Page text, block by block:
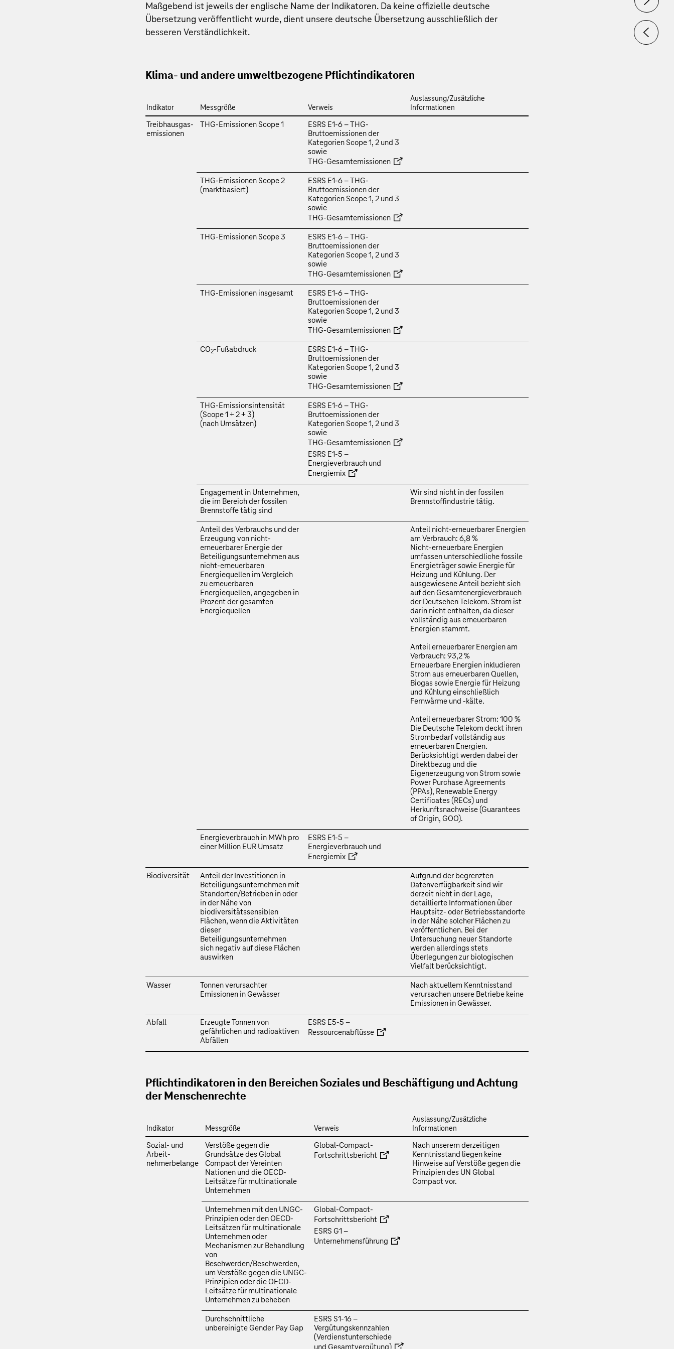
Maßgebend ist jeweils der englische Name der Indikatoren. Da keine offizielle deutsche
Übersetzung veröffentlicht wurde, dient unsere deutsche Übersetzung ausschließlich der
besseren Verständlichkeit.
Klima- und andere umweltbezogene Pflichtindikatoren
Indikator Messgröße Verweis
Auslassung/Zusätzliche
Informationen
Treibhausgas­
emissionen
THG-Emissionen Scope 1
ESRS E1‑6 – THG-
Bruttoemissionen der
Kategorien Scope 1, 2 und 3
sowie
THG‑Gesamtemissionen
THG-Emissionen Scope 2
(marktbasiert)
ESRS E1‑6 – THG-
Bruttoemissionen der
Kategorien Scope 1, 2 und 3
sowie
THG‑Gesamtemissionen
THG-Emissionen Scope 3
ESRS E1‑6 – THG-
Bruttoemissionen der
Kategorien Scope 1, 2 und 3
sowie
THG‑Gesamtemissionen
THG-Emissionen insgesamt
ESRS E1‑6 – THG-
Bruttoemissionen der
Kategorien Scope 1, 2 und 3
sowie
THG‑Gesamtemissionen
CO2-Fußabdruck
ESRS E1‑6 – THG-
Bruttoemissionen der
Kategorien Scope 1, 2 und 3
sowie
THG‑Gesamtemissionen
THG-Emissionsintensität
(Scope 1 + 2 + 3)
(nach Umsätzen)
ESRS E1‑6 – THG-
Bruttoemissionen der
Kategorien Scope 1, 2 und 3
sowie
THG‑Gesamtemissionen
ESRS E1‑5 –
Energieverbrauch und
Energiemix
Engagement in Unternehmen,
die im Bereich der fossilen
Brennstoffe tätig sind
Wir sind nicht in der fossilen
Brennstoffindustrie tätig.
Anteil des Verbrauchs und der
Erzeugung von nicht-
erneuerbarer Energie der
Beteiligungsunternehmen aus
nicht-erneuerbaren
Energiequellen im Vergleich
zu erneuerbaren
Energiequellen, angegeben in
Prozent der gesamten
Energiequellen
Anteil nicht-erneuerbarer Energien
am Verbrauch: 6,8 %
Nicht-erneuerbare Energien
umfassen unterschiedliche fossile
Energieträger sowie Energie für
Heizung und Kühlung. Der
ausgewiesene Anteil bezieht sich
auf den Gesamtenergieverbrauch
der Deutschen Telekom. Strom ist
darin nicht enthalten, da dieser
vollständig aus erneuerbaren
Energien stammt.
Anteil erneuerbarer Energien am
Verbrauch: 93,2 %
Erneuerbare Energien inkludieren
Strom aus erneuerbaren Quellen,
Biogas sowie Energie für Heizung
und Kühlung einschließlich
Fernwärme und -kälte.
Anteil erneuerbarer Strom: 100 %
Die Deutsche Telekom deckt ihren
Strombedarf vollständig aus
erneuerbaren Energien.
Berücksichtigt werden dabei der
Direktbezug und die
Eigenerzeugung von Strom sowie
Power Purchase Agreements
(PPAs), Renewable Energy
Certificates (RECs) und
Herkunftsnachweise (Guarantees
of Origin, GOO).
Energieverbrauch in MWh pro
einer Million EUR Umsatz
ESRS E1‑5 –
Energieverbrauch und
Energiemix
Biodiversität
Anteil der Investitionen in
Beteiligungsunternehmen mit
Standorten/Betrieben in oder
in der Nähe von
biodiversitätssensiblen
Flächen, wenn die Aktivitäten
dieser
Beteiligungsunternehmen
sich negativ auf diese Flächen
auswirken
Aufgrund der begrenzten
Datenverfügbarkeit sind wir
derzeit nicht in der Lage,
detaillierte Informationen über
Hauptsitz- oder Betriebsstandorte
in der Nähe solcher Flächen zu
veröffentlichen. Bei der
Untersuchung neuer Standorte
werden allerdings stets
Überlegungen zur biologischen
Vielfalt berücksichtigt.
Wasser
Tonnen verursachter
Emissionen in Gewässer
Nach aktuellem Kenntnisstand
verursachen unsere Betriebe keine
Emissionen in Gewässer.
Abfall
Erzeugte Tonnen von
gefährlichen und radioaktiven
Abfällen
ESRS E5‑5 –
Ressourcenabflüsse
Pflichtindikatoren in den Bereichen Soziales und Beschäftigung und Achtung
der Menschenrechte
Indikator Messgröße Verweis
Auslassung/Zusätzliche
Informationen
Sozial- und
Arbeit­
nehmerbelange
Verstöße gegen die
Grundsätze des Global
Compact der Vereinten
Nationen und die OECD-
Leitsätze für multinationale
Unternehmen
Global-Compact-
Fortschrittsbericht
Nach unserem derzeitigen
Kenntnisstand liegen keine
Hinweise auf Verstöße gegen die
Prinzipien des UN Global
Compact vor.
Unternehmen mit den UNGC-
Prinzipien oder den OECD-
Leitsätzen für multinationale
Unternehmen oder
Mechanismen zur Behandlung
von
Beschwerden/Beschwerden,
um Verstöße gegen die UNGC-
Prinzipien oder die OECD-
Leitsätze für multinationale
Unternehmen zu beheben
Global-Compact-
Fortschrittsbericht
ESRS G1 –
Unternehmensführung
Durchschnittliche
unbereinigte Gender Pay Gap
ESRS S1‑16 –
Vergütungskennzahlen
(Verdienstunterschiede
und Gesamtvergütung)